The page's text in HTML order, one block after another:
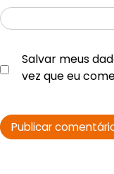
Salvar meus
vez que eu